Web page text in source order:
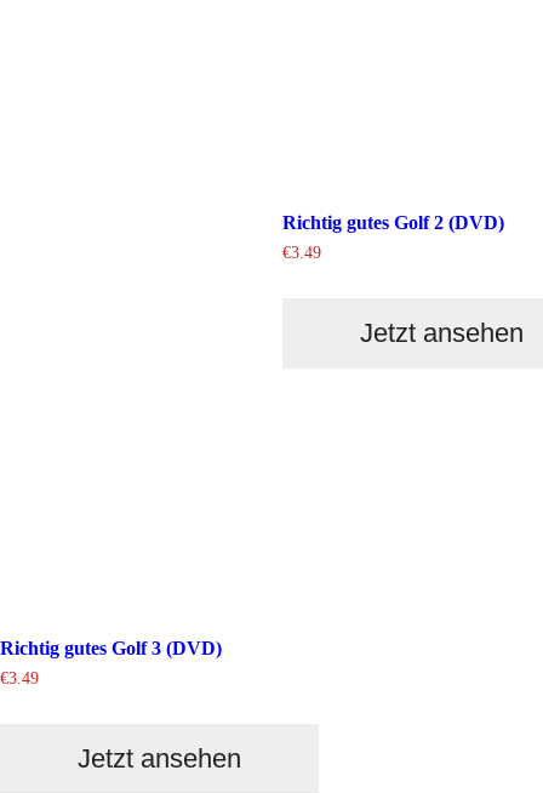
Richtig gutes Golf 2 (DVD)
€3.49
Jetzt ansehen
Richtig gutes Golf 3 (DVD)
€3.49
Jetzt ansehen